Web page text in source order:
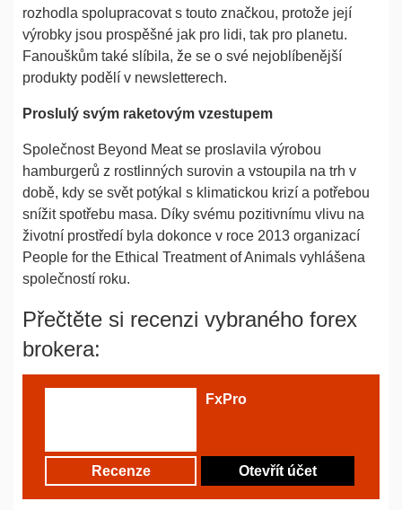
rozhodla spolupracovat s touto značkou, protože její
výrobky jsou prospěšné jak pro lidi, tak pro planetu.
Fanouškům také slíbila, že se o své nejoblíbenější
produkty podělí v newsletterech.
Proslulý svým raketovým vzestupem
Společnost Beyond Meat se proslavila výrobou
hamburgerů z rostlinných surovin a vstoupila na trh v
době, kdy se svět potýkal s klimatickou krizí a potřebou
snížit spotřebu masa. Díky svému pozitivnímu vlivu na
životní prostředí byla dokonce v roce 2013 organizací
People for the Ethical Treatment of Animals vyhlášena
společností roku.
Přečtěte si recenzi vybraného forex
brokera:
FxPro
Recenze Otevřít účet